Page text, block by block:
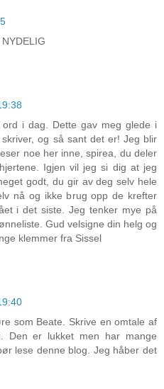
i dag. Dette gav meg glede i
og så sant det er! Jeg blir
noe her inne, spirea, du deler
Igjen vil jeg si dig at jeg
godt, du gir av deg selv hele
nå og ikke brug opp de krefter
i det siste. Jeg tenker mye på
Gud velsigne din helg og
klemmer fra Sissel
som Beate. Skrive en omtale af
Den er lukket men har mange
lese denne blog. Jeg håber det